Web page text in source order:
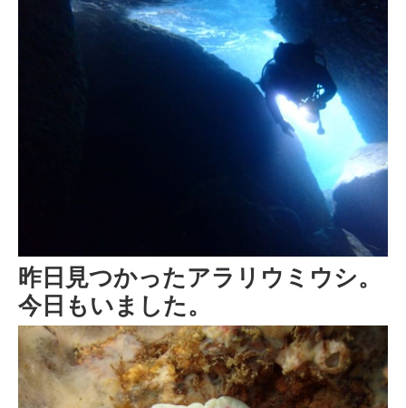
昨日見つかったアラリウミウシ。
今日もいました。